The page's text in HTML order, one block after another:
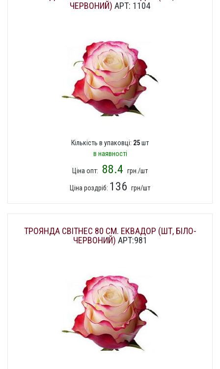
ЧЕРВОНИЙ) АРТ: 1104
Кількість в упаковці: 25шт
в наявності
Ціна опт: 88.4 грн./шт
Ціна роздріб: 136 грн/шт
ТРОЯНДА СВІТНЕС 80 СМ. ЕКВАДОР (ШТ, БІЛО-
ЧЕРВОНИЙ) АРТ:981